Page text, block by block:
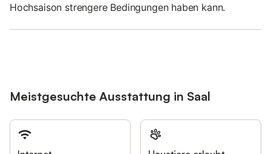
Hochsaison strengere Bedingungen haben kann.
Meistgesuchte Ausstattung in Saal